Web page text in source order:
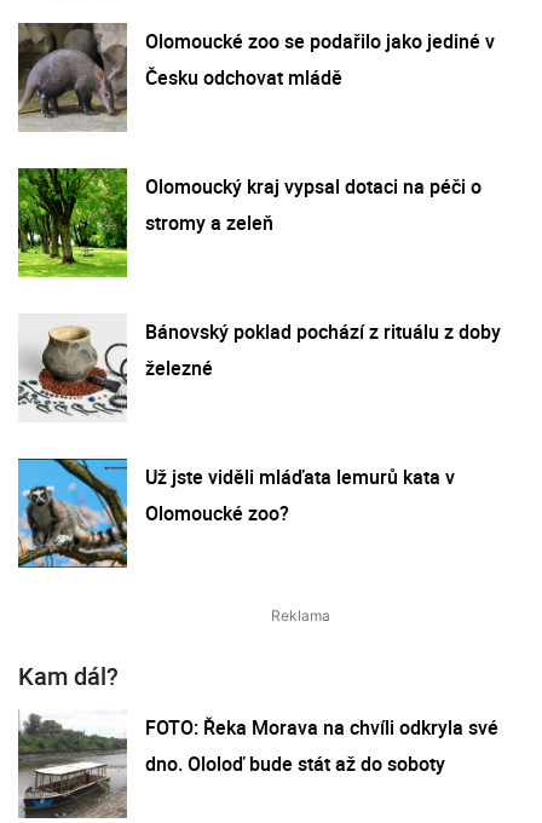
Olomoucké zoo se podařilo jako jediné v
Česku odchovat mládě
Olomoucký kraj vypsal dotaci na péči o
stromy a zeleň
Bánovský poklad pochází z rituálu z doby
železné
Už jste viděli mláďata lemurů kata v
Olomoucké zoo?
Kam dál?
FOTO: Řeka Morava na chvíli odkryla své
dno. Ololoď bude stát až do soboty